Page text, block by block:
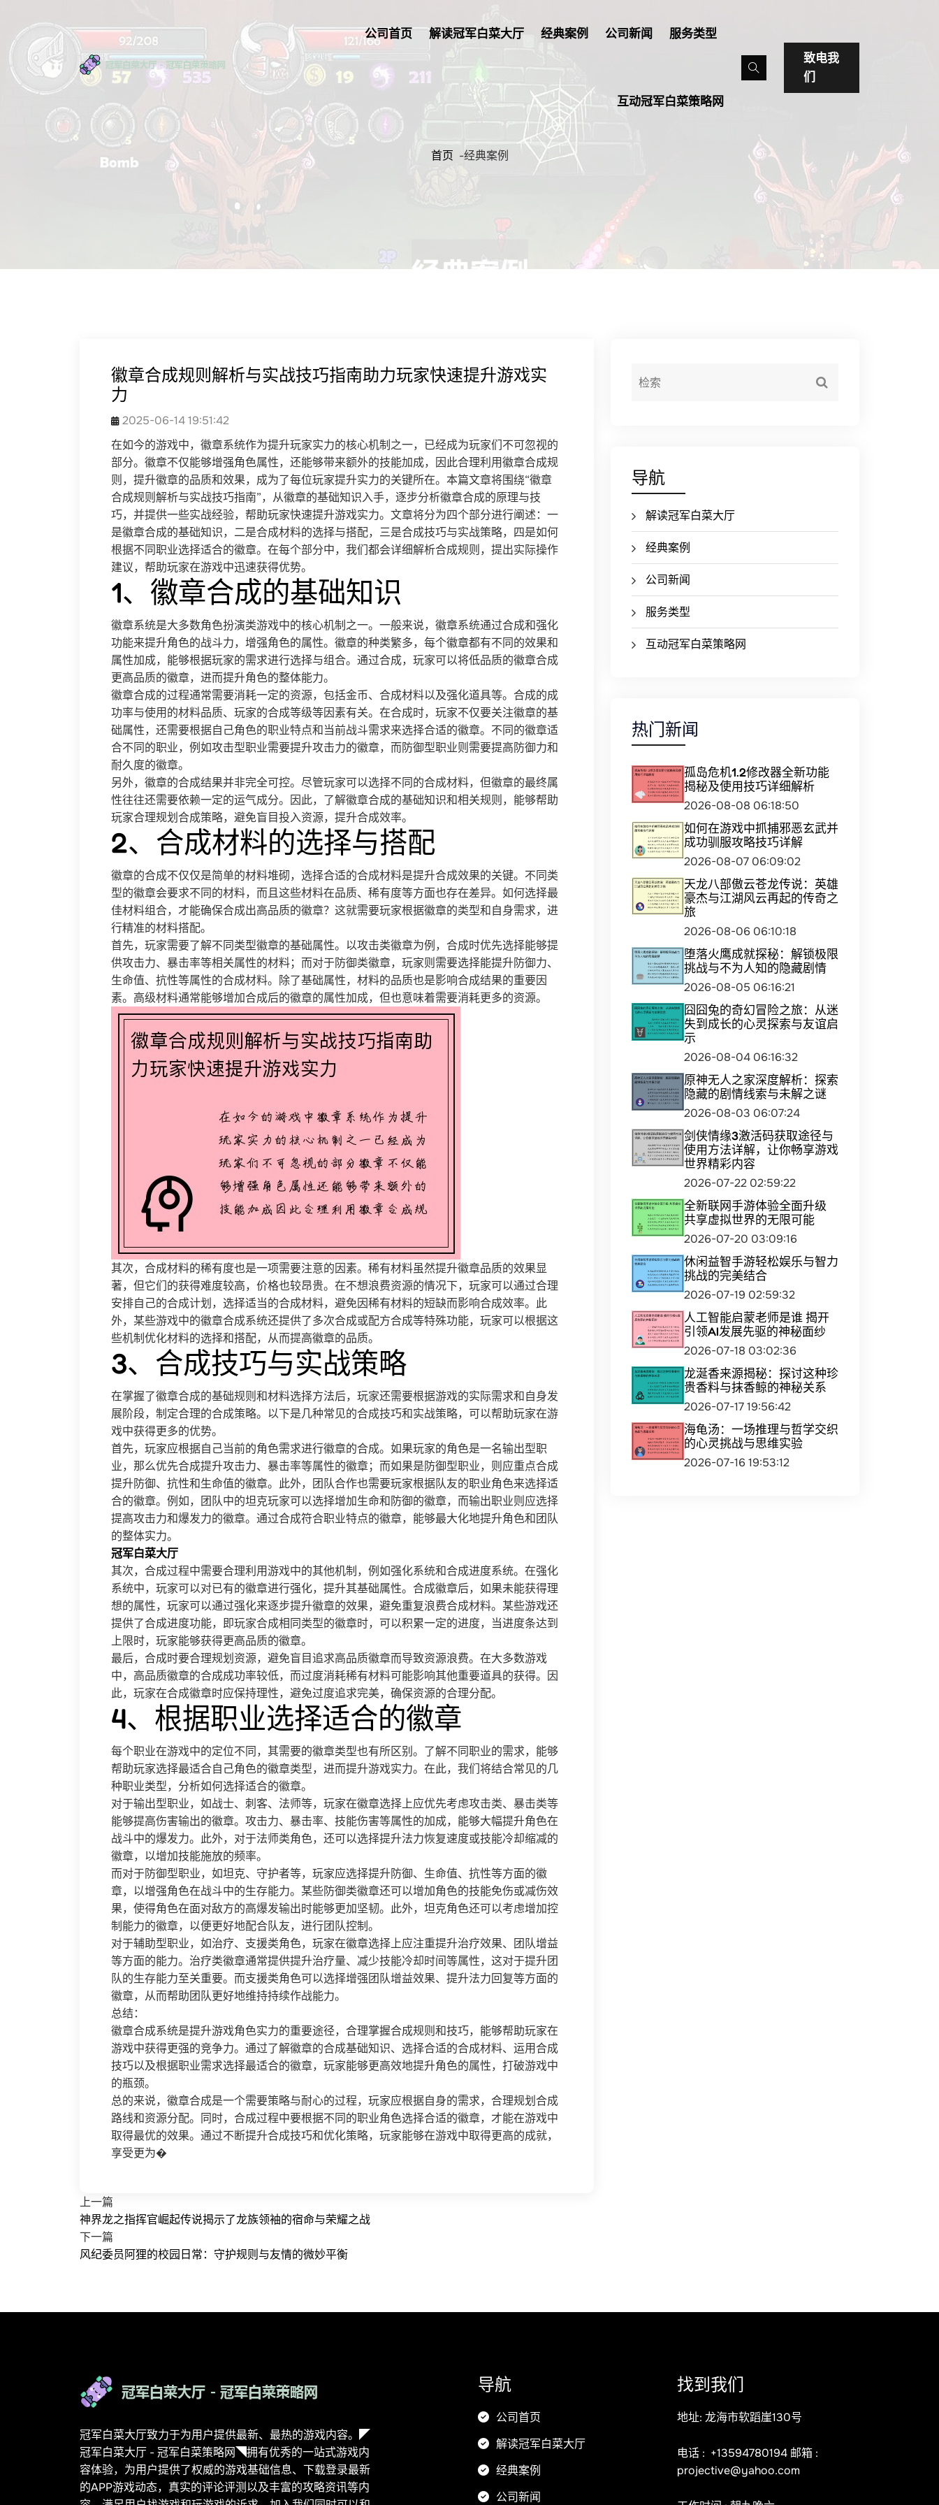
公司首页 解读冠军白菜大厅 经典案例 公司新闻 服务类型
互动冠军白菜策略网
致电我
们
首页 -经典案例
徽章合成规则解析与实战技巧指南助力玩家快速提升游戏实
力
2025-06-14 19:51:42
在如今的游戏中，徽章系统作为提升玩家实力的核心机制之一，已经成为玩家们不可忽视的
部分。徽章不仅能够增强角色属性，还能够带来额外的技能加成，因此合理利用徽章合成规
则，提升徽章的品质和效果，成为了每位玩家提升实力的关键所在。本篇文章将围绕“徽章
合成规则解析与实战技巧指南”，从徽章的基础知识入手，逐步分析徽章合成的原理与技
巧，并提供一些实战经验，帮助玩家快速提升游戏实力。文章将分为四个部分进行阐述：一
是徽章合成的基础知识，二是合成材料的选择与搭配，三是合成技巧与实战策略，四是如何
根据不同职业选择适合的徽章。在每个部分中，我们都会详细解析合成规则，提出实际操作
建议，帮助玩家在游戏中迅速获得优势。
1、徽章合成的基础知识
徽章系统是大多数角色扮演类游戏中的核心机制之一。一般来说，徽章系统通过合成和强化
功能来提升角色的战斗力，增强角色的属性。徽章的种类繁多，每个徽章都有不同的效果和
属性加成，能够根据玩家的需求进行选择与组合。通过合成，玩家可以将低品质的徽章合成
更高品质的徽章，进而提升角色的整体能力。
徽章合成的过程通常需要消耗一定的资源，包括金币、合成材料以及强化道具等。合成的成
功率与使用的材料品质、玩家的合成等级等因素有关。在合成时，玩家不仅要关注徽章的基
础属性，还需要根据自己角色的职业特点和当前战斗需求来选择合适的徽章。不同的徽章适
合不同的职业，例如攻击型职业需要提升攻击力的徽章，而防御型职业则需要提高防御力和
耐久度的徽章。
另外，徽章的合成结果并非完全可控。尽管玩家可以选择不同的合成材料，但徽章的最终属
性往往还需要依赖一定的运气成分。因此，了解徽章合成的基础知识和相关规则，能够帮助
玩家合理规划合成策略，避免盲目投入资源，提升合成效率。
2、合成材料的选择与搭配
徽章的合成不仅仅是简单的材料堆砌，选择合适的合成材料是提升合成效果的关键。不同类
型的徽章会要求不同的材料，而且这些材料在品质、稀有度等方面也存在差异。如何选择最
佳材料组合，才能确保合成出高品质的徽章？这就需要玩家根据徽章的类型和自身需求，进
行精准的材料搭配。
首先，玩家需要了解不同类型徽章的基础属性。以攻击类徽章为例，合成时优先选择能够提
供攻击力、暴击率等相关属性的材料；而对于防御类徽章，玩家则需要选择能提升防御力、
生命值、抗性等属性的合成材料。除了基础属性，材料的品质也是影响合成结果的重要因
素。高级材料通常能够增加合成后的徽章的属性加成，但也意味着需要消耗更多的资源。
其次，合成材料的稀有度也是一项需要注意的因素。稀有材料虽然提升徽章品质的效果显
著，但它们的获得难度较高，价格也较昂贵。在不想浪费资源的情况下，玩家可以通过合理
安排自己的合成计划，选择适当的合成材料，避免因稀有材料的短缺而影响合成效率。此
外，某些游戏中的徽章合成系统还提供了多次合成或配方合成等特殊功能，玩家可以根据这
些机制优化材料的选择和搭配，从而提高徽章的品质。
3、合成技巧与实战策略
在掌握了徽章合成的基础规则和材料选择方法后，玩家还需要根据游戏的实际需求和自身发
展阶段，制定合理的合成策略。以下是几种常见的合成技巧和实战策略，可以帮助玩家在游
戏中获得更多的优势。
首先，玩家应根据自己当前的角色需求进行徽章的合成。如果玩家的角色是一名输出型职
业，那么优先合成提升攻击力、暴击率等属性的徽章；而如果是防御型职业，则应重点合成
提升防御、抗性和生命值的徽章。此外，团队合作也需要玩家根据队友的职业角色来选择适
合的徽章。例如，团队中的坦克玩家可以选择增加生命和防御的徽章，而输出职业则应选择
提高攻击力和爆发力的徽章。通过合成符合职业特点的徽章，能够最大化地提升角色和团队
的整体实力。
冠军白菜大厅
其次，合成过程中需要合理利用游戏中的其他机制，例如强化系统和合成进度系统。在强化
系统中，玩家可以对已有的徽章进行强化，提升其基础属性。合成徽章后，如果未能获得理
想的属性，玩家可以通过强化来逐步提升徽章的效果，避免重复浪费合成材料。某些游戏还
提供了合成进度功能，即玩家合成相同类型的徽章时，可以积累一定的进度，当进度条达到
上限时，玩家能够获得更高品质的徽章。
最后，合成时要合理规划资源，避免盲目追求高品质徽章而导致资源浪费。在大多数游戏
中，高品质徽章的合成成功率较低，而过度消耗稀有材料可能影响其他重要道具的获得。因
此，玩家在合成徽章时应保持理性，避免过度追求完美，确保资源的合理分配。
4、根据职业选择适合的徽章
每个职业在游戏中的定位不同，其需要的徽章类型也有所区别。了解不同职业的需求，能够
帮助玩家选择最适合自己角色的徽章类型，进而提升游戏实力。在此，我们将结合常见的几
种职业类型，分析如何选择适合的徽章。
对于输出型职业，如战士、刺客、法师等，玩家在徽章选择上应优先考虑攻击类、暴击类等
能够提高伤害输出的徽章。攻击力、暴击率、技能伤害等属性的加成，能够大幅提升角色在
战斗中的爆发力。此外，对于法师类角色，还可以选择提升法力恢复速度或技能冷却缩减的
徽章，以增加技能施放的频率。
而对于防御型职业，如坦克、守护者等，玩家应选择提升防御、生命值、抗性等方面的徽
章，以增强角色在战斗中的生存能力。某些防御类徽章还可以增加角色的技能免伤或减伤效
果，使得角色在面对敌方的高爆发输出时能够更加坚韧。此外，坦克角色还可以考虑增加控
制能力的徽章，以便更好地配合队友，进行团队控制。
对于辅助型职业，如治疗、支援类角色，玩家在徽章选择上应注重提升治疗效果、团队增益
等方面的能力。治疗类徽章通常提供提升治疗量、减少技能冷却时间等属性，这对于提升团
队的生存能力至关重要。而支援类角色可以选择增强团队增益效果、提升法力回复等方面的
徽章，从而帮助团队更好地维持持续作战能力。
总结：
徽章合成系统是提升游戏角色实力的重要途径，合理掌握合成规则和技巧，能够帮助玩家在
游戏中获得更强的竞争力。通过了解徽章的合成基础知识、选择合适的合成材料、运用合成
技巧以及根据职业需求选择最适合的徽章，玩家能够更高效地提升角色的属性，打破游戏中
的瓶颈。
总的来说，徽章合成是一个需要策略与耐心的过程，玩家应根据自身的需求，合理规划合成
路线和资源分配。同时，合成过程中要根据不同的职业角色选择合适的徽章，才能在游戏中
取得最优的效果。通过不断提升合成技巧和优化策略，玩家能够在游戏中取得更高的成就，
享受更为�
上一篇
神界龙之指挥官崛起传说揭示了龙族领袖的宿命与荣耀之战
下一篇
风纪委员阿狸的校园日常：守护规则与友情的微妙平衡
导航
解读冠军白菜大厅
经典案例
公司新闻
服务类型
互动冠军白菜策略网
热门新闻
孤岛危机1.2修改器全新功能
揭秘及使用技巧详细解析
2026-08-08 06:18:50
如何在游戏中抓捕邪恶玄武并
成功驯服攻略技巧详解
2026-08-07 06:09:02
天龙八部傲云苍龙传说：英雄
豪杰与江湖风云再起的传奇之
旅
2026-08-06 06:10:18
堕落火鹰成就探秘：解锁极限
挑战与不为人知的隐藏剧情
2026-08-05 06:16:21
囧囧兔的奇幻冒险之旅：从迷
失到成长的心灵探索与友谊启
示
2026-08-04 06:16:32
原神无人之家深度解析：探索
隐藏的剧情线索与未解之谜
2026-08-03 06:07:24
剑侠情缘3激活码获取途径与
使用方法详解，让你畅享游戏
世界精彩内容
2026-07-22 02:59:22
全新联网手游体验全面升级
共享虚拟世界的无限可能
2026-07-20 03:09:16
休闲益智手游轻松娱乐与智力
挑战的完美结合
2026-07-19 02:59:32
人工智能启蒙老师是谁 揭开
引领AI发展先驱的神秘面纱
2026-07-18 03:02:36
龙涎香来源揭秘：探讨这种珍
贵香料与抹香鲸的神秘关系
2026-07-17 19:56:42
海龟汤：一场推理与哲学交织
的心灵挑战与思维实验
2026-07-16 19:53:12
冠军白菜大厅致力于为用户提供最新、最热的游戏内容。◤
冠军白菜大厅 - 冠军白菜策略网◥拥有优秀的一站式游戏内
容体验，为用户提供了权威的游戏基础信息、下载登录最新
的APP游戏动态，真实的评论评测以及丰富的攻略资讯等内
导航
公司首页
解读冠军白菜大厅
经典案例
公司新闻
找到我们
地址: 龙海市软蹈崖130号
电话 : +13594780194 邮箱 :
projective@yahoo.com